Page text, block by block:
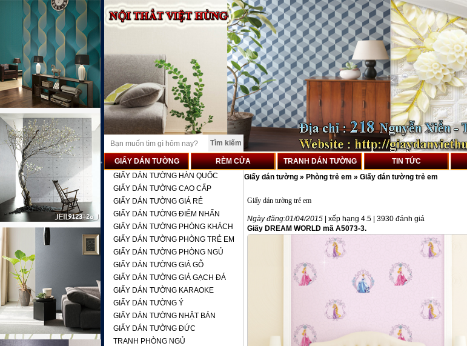
GIẤY DÁN TƯỜNG RÈM CỬA TRANH DÁN TƯỜNG TIN TỨC
GIẤY DÁN TƯỜNG HÀN QUỐC
GIẤY DÁN TƯỜNG CAO CẤP
GIẤY DÁN TƯỜNG GIÁ RẺ
GIẤY DÁN TƯỜNG ĐIỂM NHẤN
GIẤY DÁN TƯỜNG PHÒNG KHÁCH
GIẤY DÁN TƯỜNG PHÒNG TRẺ EM
GIẤY DÁN TƯỜNG PHÒNG NGỦ
GIẤY DÁN TƯỜNG GIẢ GỖ
GIẤY DÁN TƯỜNG GIẢ GẠCH ĐÁ
GIẤY DÁN TƯỜNG KARAOKE
GIẤY DÁN TƯỜNG Ý
GIẤY DÁN TƯỜNG NHẬT BẢN
GIẤY DÁN TƯỜNG ĐỨC
TRANH PHÒNG NGỦ
Giấy dán tường » Phòng trẻ em » Giấy dán tường trẻ em
Giấy dán tường trẻ em
Ngày đăng:01/04/2015 | xếp hạng 4.5 3930 đánh giá
Giấy DREAM WORLD mã A5073-3.